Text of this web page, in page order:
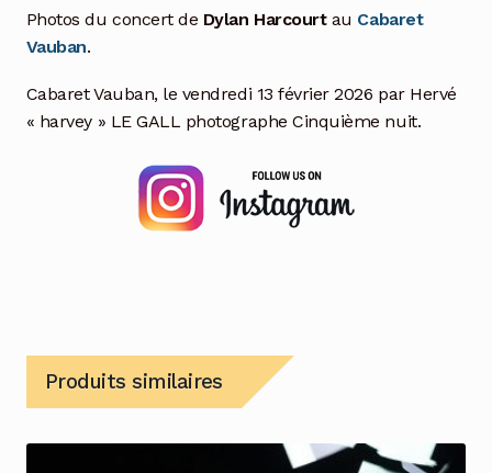
Photos du concert de Dylan Harcourtau Cabaret
Vauban.
Cabaret Vauban, le vendredi 13 février 2026 par Hervé
« harvey » LE GALL photographe Cinquième nuit.
Produits similaires